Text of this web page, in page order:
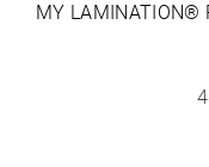
MY LAMINATION®